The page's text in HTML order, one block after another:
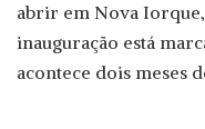
abrir em Nova
inauguração está
acontece dois meses